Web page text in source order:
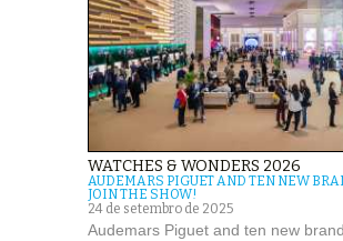
WATCHES & WONDERS 2026
AUDEMARS PIGUET AND TEN NEW
JOIN THE SHOW!
24 de setembro de 2025
Audemars Piguet and ten new